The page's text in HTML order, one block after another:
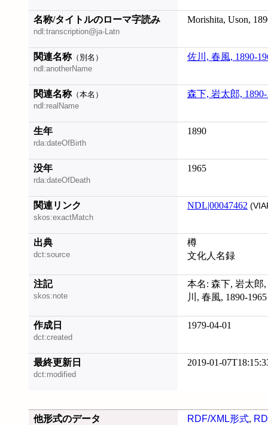
名称/タイトルのローマ字読み
ndl:transcription@ja-Latn
Morishita, Uson,
関連名称（別名）
ndl:anotherName
佐川, 春風, 1890-
関連名称（本名）
ndl:realName
森下, 岩太郎, 1890-
生年
rda:dateOfBirth
1890
没年
rda:dateOfDeath
1965
関連リンク
skos:exactMatch
NDL|00047462
出典
dct:source
樽
文化人名録
注記
skos:note
本名: 森下, 岩太郎
川, 春風, 1890-
作成日
dct:created
1979-04-01
最終更新日
dct:modified
2019-01-
他形式のデータ RDF/XML形式,